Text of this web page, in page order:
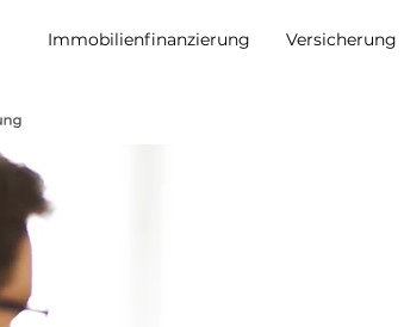
Immobilienfinanzierung Versicherung